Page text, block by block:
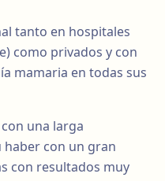
tanto en hospitales
como privados y con
mamaria en todas sus
una larga
con un gran
con resultados muy